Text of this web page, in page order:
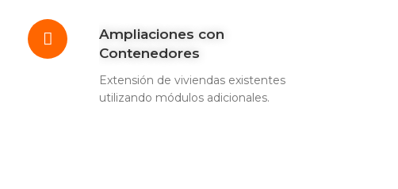
Ampliaciones con
Contenedores
Extensión de viviendas existentes
utilizando módulos adicionales.